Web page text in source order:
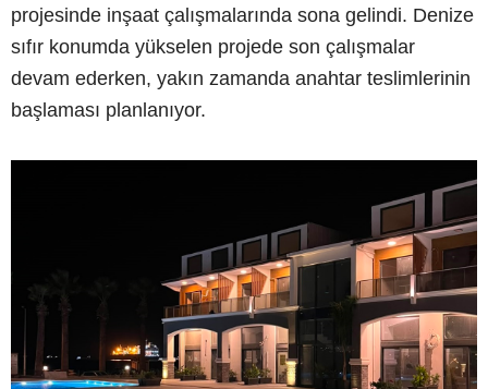
projesinde inşaat çalışmalarında sona gelindi. Denize
sıfır konumda yükselen projede son çalışmalar
devam ederken, yakın zamanda anahtar teslimlerinin
başlaması planlanıyor.